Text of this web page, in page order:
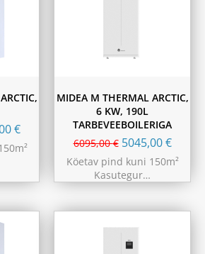
€
MIDEA M THERMAL ARCTIC,
6 KW, 190L
TARBEVEEBOILERIGA
6095,00€ 5045,00€
Köetav pind kuni 150m²
Kasutegur…